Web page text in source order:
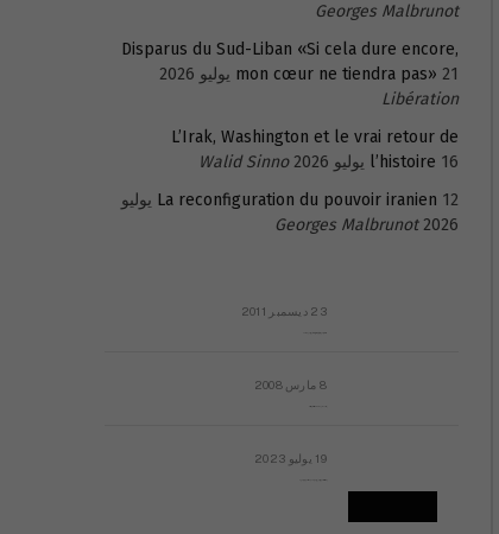
Georges Malbrunot
Disparus du Sud-Liban «Si cela dure encore,
mon cœur ne tiendra pas» 21 يوليو 2026
Libération
L’Irak, Washington et le vrai retour de
l’histoire 16 يوليو 2026
Walid Sinno
La reconfiguration du pouvoir iranien 12 يوليو
2026
Georges Malbrunot
23 ديسمبر 2011
8 مارس 2008
19 يوليو 2023